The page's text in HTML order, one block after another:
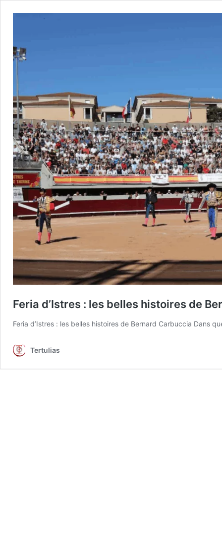
Feria d’Istres : les belles histoires de
Feria d’Istres : les belles histoires de Bernard Carbuccia Dans
Tertulias